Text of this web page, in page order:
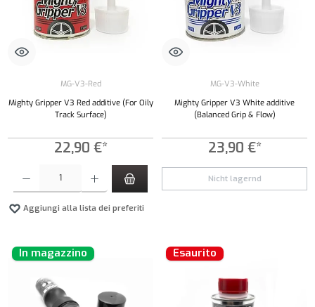
MG-V3-Red
Mighty Gripper V3 Red additive (For Oily
Track Surface)
22,90 €*
Quantità del prodotto: inserisci la quantità desiderata o usa i pulsanti per aumentare o
Aggiungi alla lista dei preferiti
MG-V3-White
Mighty Gripper V3 White additive
(Balanced Grip & Flow)
23,90 €*
Nicht lagernd
In magazzino Esaurito